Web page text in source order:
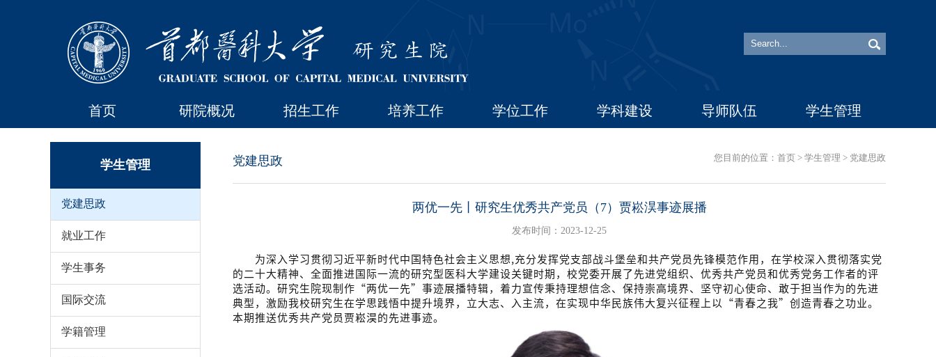
首页 研院概况 招生工作 培养工作 学位工作 学科建设 导师队伍 学生管理
学生管理
党建思政
就业工作
学生事务
国际交流
学籍管理
您目前的位置： 首页 > 学生管理 > 党建思政
党建思政
两优一先丨研究生优秀共产党员（7）贾崧淏事迹展播
发布时间：2023-12-25
为深入学习贯彻习近平新时代中国特色社会主义思想,充分发挥党支部战斗堡垒和共产党员先锋模范作用，在学校深入贯彻落实党
的二十大精神、全面推进国际一流的研究型医科大学建设关键时期，校党委开展了先进党组织、优秀共产党员和优秀党务工作者的评
选活动。研究生院现制作“两优一先”事迹展播特辑，着力宣传秉持理想信念、保持崇高境界、坚守初心使命、敢于担当作为的先进
典型，激励我校研究生在学思践悟中提升境界，立大志、入主流，在实现中华民族伟大复兴征程上以“青春之我”创造青春之功业。
本期推送优秀共产党员贾崧淏的先进事迹。